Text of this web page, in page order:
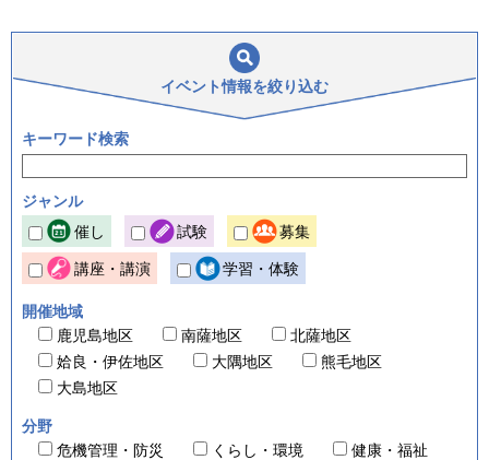
イベント情報を絞り込む
キーワード検索
ジャンル
催し
試験 募集
講座・講演 学習・体験
開催地域
鹿児島地区
南薩地区
北薩地区
姶良・伊佐地区
大隅地区
熊毛地区
大島地区
分野
危機管理・防災
くらし・環境
健康・福祉